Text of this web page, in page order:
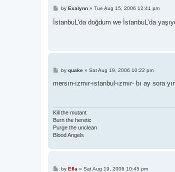
P
s
t
by Exalynn» Tue Aug 15, 2006 12:41 pm
İstanbuL'da doğdum we İstanbuL'da
P
s
by quake» Sat Aug 19, 2006 10:22 pm
mersın-ızmır-ıstanbul-ızmır- bı ay sora
Kill the mutant
Burn the heretic
Purge the unclean
Blood Angels
Pby Efla » Sat Aug 19, 2006 10:45 pm